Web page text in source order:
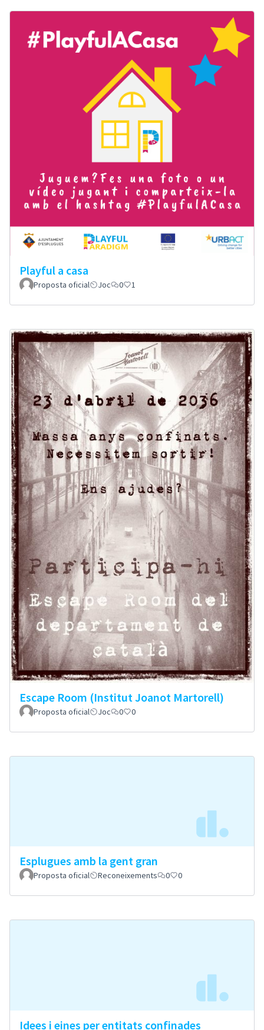
Playful a casa
Proposta oficial Joc 0 1
Escape Room (Institut Joanot Martorell)
Proposta oficial Joc 0 0
Esplugues amb la gent gran
Proposta oficial Reconeixements 0 0
Idees i eines per entitats confinades